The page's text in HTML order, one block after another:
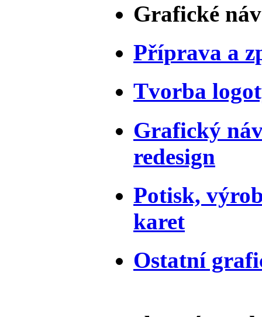
Grafické
Příprava a
Tvorba
Grafický
redesign
Potisk,
karet
Ostatní